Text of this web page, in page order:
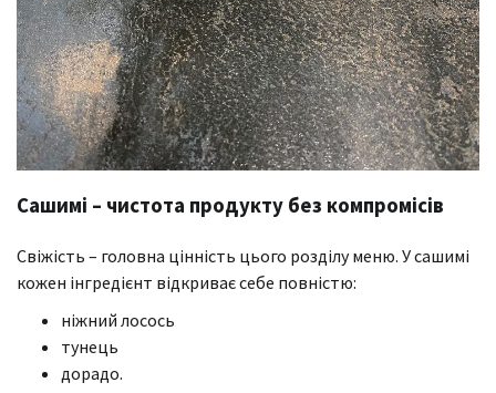
Сашимі – чистота продукту без компромісів
Свіжість – головна цінність цього розділу меню. У сашимі
кожен інгредієнт відкриває себе повністю:
ніжний лосось
тунець
дорадо.